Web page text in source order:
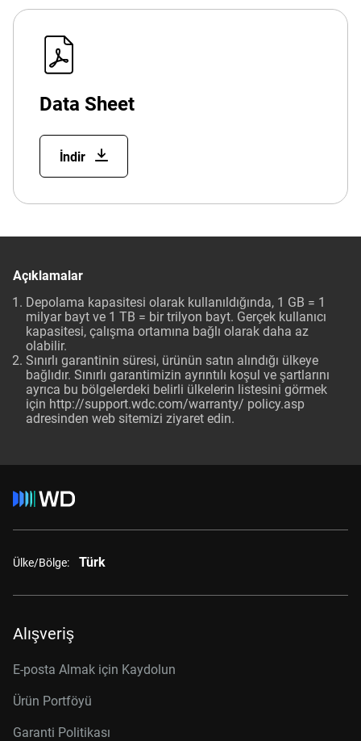
Data Sheet
İndir
Açıklamalar
Depolama kapasitesi olarak kullanıldığında, 1 GB = 1
milyar bayt ve 1 TB = bir trilyon bayt. Gerçek kullanıcı
kapasitesi, çalışma ortamına bağlı olarak daha az
olabilir.
Sınırlı garantinin süresi, ürünün satın alındığı ülkeye
bağlıdır. Sınırlı garantimizin ayrıntılı koşul ve şartlarını
ayrıca bu bölgelerdeki belirli ülkelerin listesini görmek
için http://support.wdc.com/warranty/ policy.asp
adresinden web sitemizi ziyaret edin.
Ülke/Bölge: Türk
Alışveriş
E-posta Almak için Kaydolun
Ürün Portföyü
Garanti Politikası